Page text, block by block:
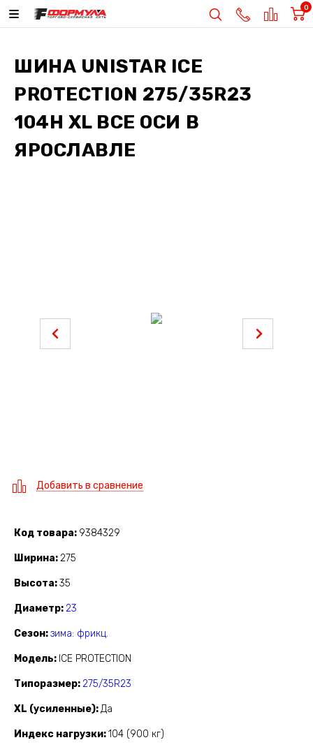
0
ШИНА UNISTAR ICE
PROTECTION 275/35R23
104H XL ВСЕ ОСИ В
ЯРОСЛАВЛЕ
Добавить в сравнение
Код товара 9384329
Ширина 275
Высота 35
Диаметр 23
Сезон зима: фрикц.
Модель ICE PROTECTION
Типоразмер 275/35R23
XL (усиленные) Да
Индекс нагрузки 104 (900 кг)